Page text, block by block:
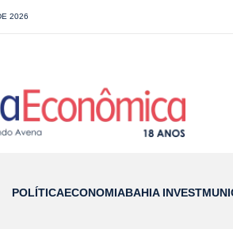
2026
POLÍTICAECONOMIABAHIA INVEST